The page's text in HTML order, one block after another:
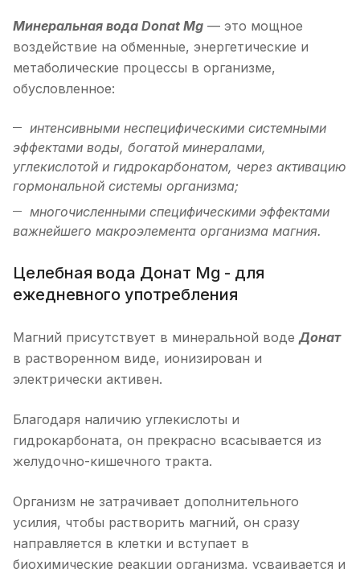
Минеральная вода Donat Mg — это мощное
воздействие на обменные, энергетические и
метаболические процессы в организме,
обусловленное:
интенсивными неспецифическими системными
эффектами воды, богатой минералами,
углекислотой и гидрокарбонатом, через активацию
гормональной системы организма;
многочисленными специфическими эффектами
важнейшего макроэлемента организма магния.
Целебная вода Донат Mg - для
ежедневного употребления
Магний присутствует в минеральной воде Донат
в растворенном виде, ионизирован и
электрически активен.
Благодаря наличию углекислоты и
гидрокарбоната, он прекрасно всасывается из
желудочно-кишечного тракта.
Организм не затрачивает дополнительного
усилия, чтобы растворить магний, он сразу
направляется в клетки и вступает в
биохимические реакции организма, усваивается и